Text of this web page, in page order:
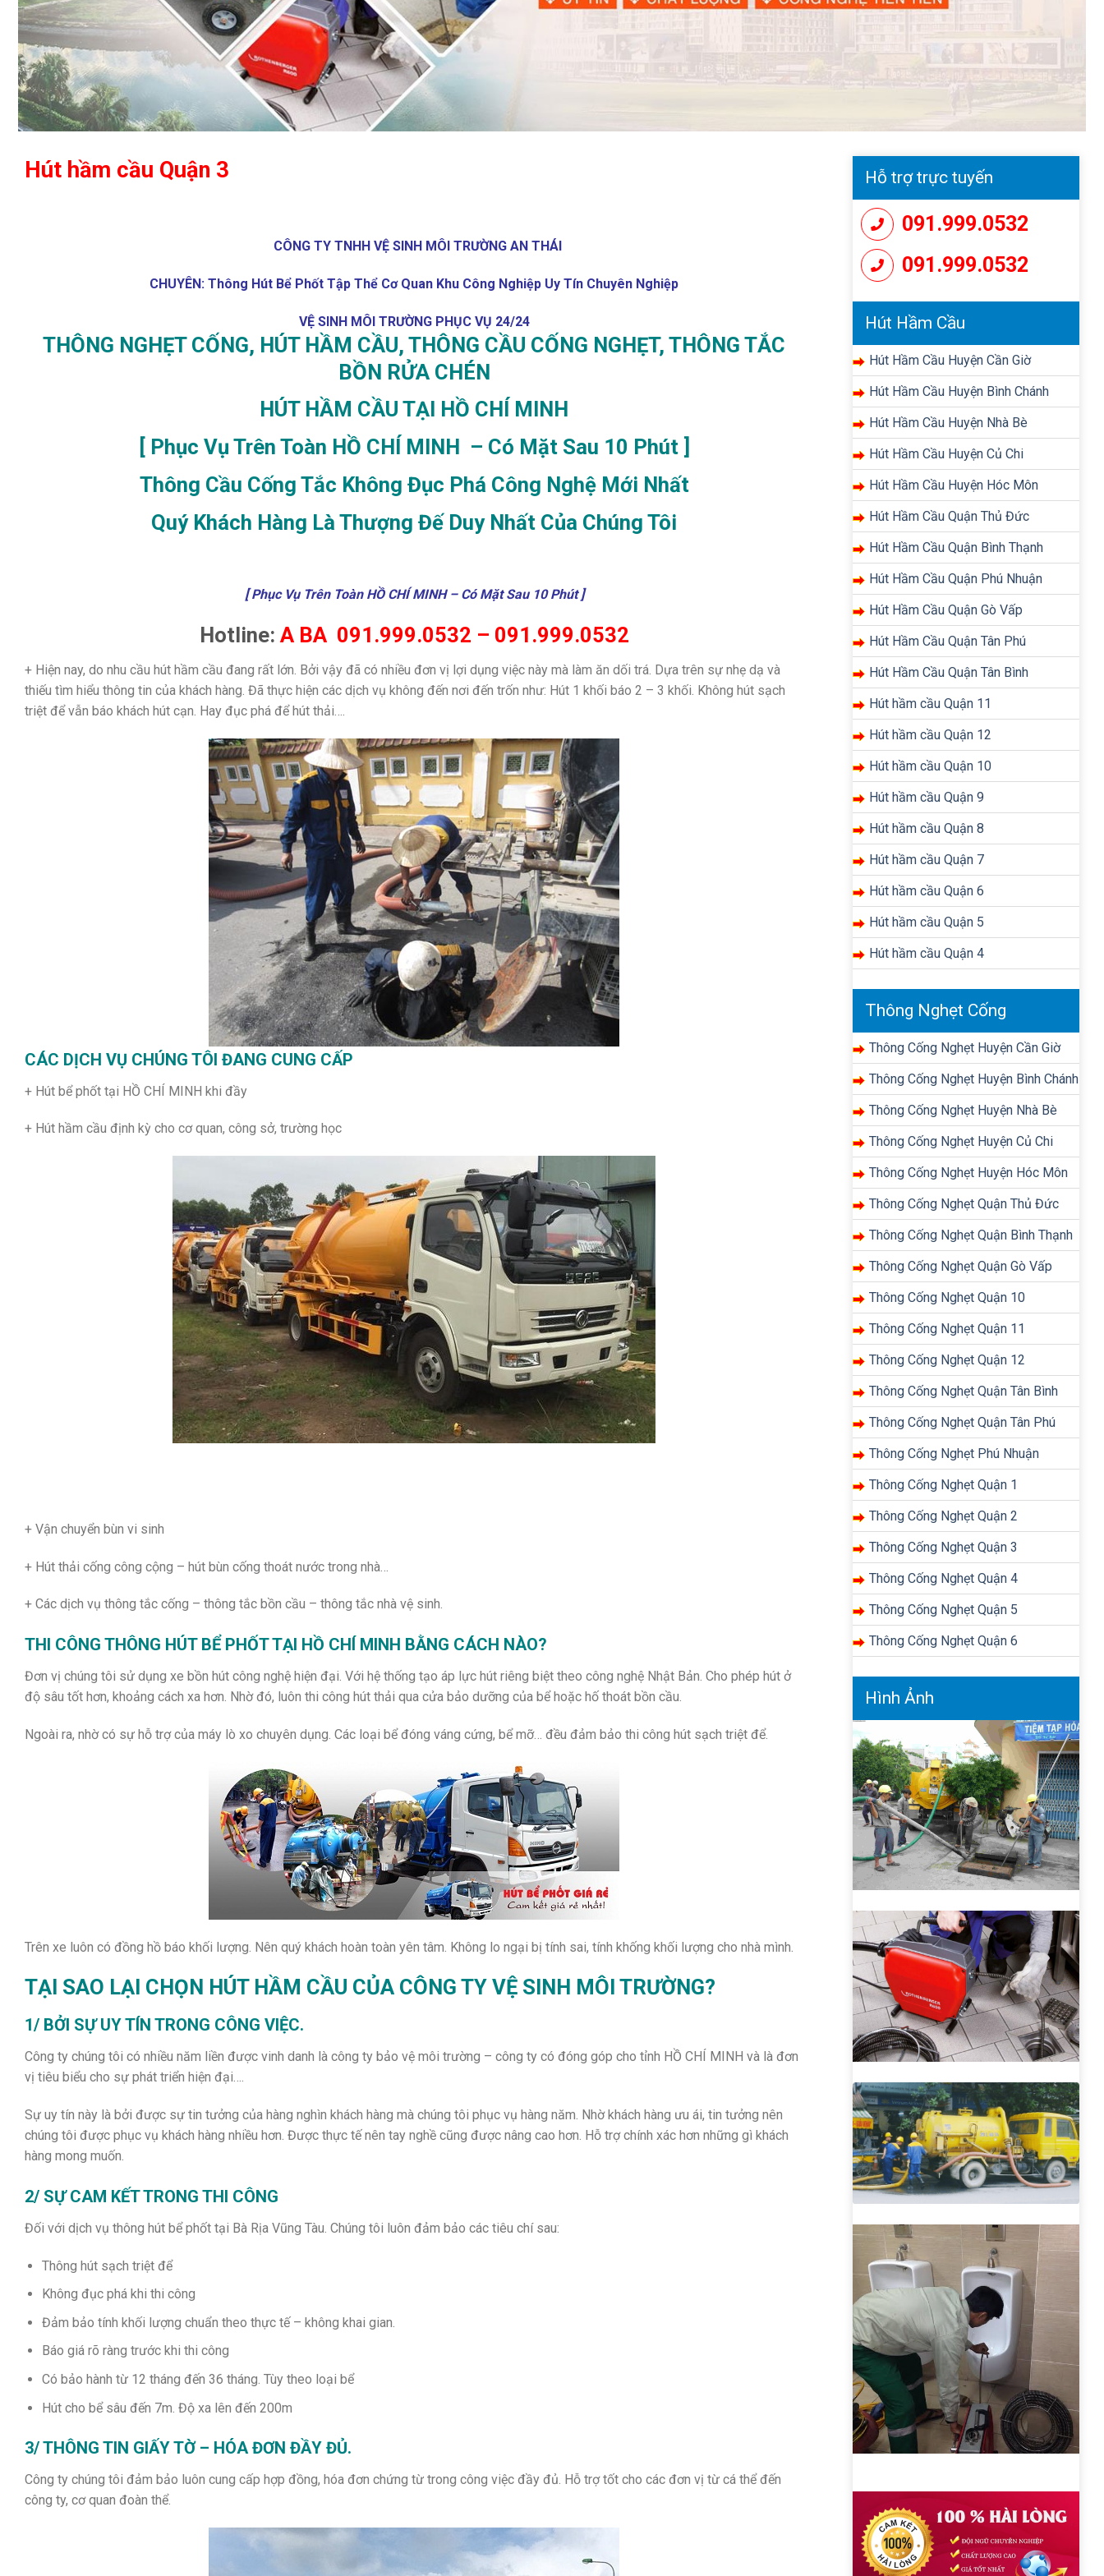
Hút hầm cầu Quận 3
CÔNG TY TNHH VỆ SINH MÔI TRƯỜNG AN THÁI
CHUYÊN: Thông Hút Bể Phốt Tập Thể Cơ Quan Khu Công Nghiệp Uy Tín Chuyên Nghiệp
VỆ SINH MÔI TRƯỜNG PHỤC VỤ 24/24
THÔNG NGHẸT CỐNG, HÚT HẦM CẦU, THÔNG CẦU CỐNG NGHẸT, THÔNG TẮC
BỒN RỬA CHÉN
HÚT HẦM CẦU TẠI HỒ CHÍ MINH
[ Phục Vụ Trên Toàn HỒ CHÍ MINH – Có Mặt Sau 10 Phút ]
Thông Cầu Cống Tắc Không Đục Phá Công Nghệ Mới Nhất
Quý Khách Hàng Là Thượng Đế Duy Nhất Của Chúng Tôi
[ Phục Vụ Trên Toàn HỒ CHÍ MINH – Có Mặt Sau 10 Phút ]
Hotline: A BA 091.999.0532 – 091.999.0532
+ Hiện nay, do nhu cầu hút hầm cầu đang rất lớn. Bởi vậy đã có nhiều đơn vị lợi dụng việc này mà làm ăn dối trá. Dựa trên sự nhẹ dạ và
thiếu tìm hiểu thông tin của khách hàng. Đã thực hiện các dịch vụ không đến nơi đến trốn như: Hút 1 khối báo 2 – 3 khối. Không hút sạch
triệt để vẫn báo khách hút cạn. Hay đục phá để hút thải….
CÁC DỊCH VỤ CHÚNG TÔI ĐANG CUNG CẤP
+ Hút bể phốt tại HỒ CHÍ MINH khi đầy
+ Hút hầm cầu định kỳ cho cơ quan, công sở, trường học
+ Vận chuyển bùn vi sinh
+ Hút thải cống công cộng – hút bùn cống thoát nước trong nhà…
+ Các dịch vụ thông tắc cống – thông tắc bồn cầu – thông tắc nhà vệ sinh.
THI CÔNG THÔNG HÚT BỂ PHỐT TẠI HỒ CHÍ MINH BẰNG CÁCH NÀO?
Đơn vị chúng tôi sử dụng xe bồn hút công nghệ hiện đại. Với hệ thống tạo áp lực hút riêng biệt theo công nghệ Nhật Bản. Cho phép hút ở
độ sâu tốt hơn, khoảng cách xa hơn. Nhờ đó, luôn thi công hút thải qua cửa bảo dưỡng của bể hoặc hố thoát bồn cầu.
Ngoài ra, nhờ có sự hỗ trợ của máy lò xo chuyên dụng. Các loại bể đóng váng cứng, bể mỡ… đều đảm bảo thi công hút sạch triệt để.
Trên xe luôn có đồng hồ báo khối lượng. Nên quý khách hoàn toàn yên tâm. Không lo ngại bị tính sai, tính khống khối lượng cho nhà mình.
TẠI SAO LẠI CHỌN HÚT HẦM CẦU CỦA CÔNG TY VỆ SINH MÔI TRƯỜNG?
1/ BỞI SỰ UY TÍN TRONG CÔNG VIỆC.
Công ty chúng tôi có nhiều năm liền được vinh danh là công ty bảo vệ môi trường – công ty có đóng góp cho tỉnh HỒ CHÍ MINH và là đơn
vị tiêu biểu cho sự phát triển hiện đại….
Sự uy tín này là bởi được sự tin tưởng của hàng nghìn khách hàng mà chúng tôi phục vụ hàng năm. Nhờ khách hàng ưu ái, tin tưởng nên
chúng tôi được phục vụ khách hàng nhiều hơn. Được thực tế nên tay nghề cũng được nâng cao hơn. Hỗ trợ chính xác hơn những gì khách
hàng mong muốn.
2/ SỰ CAM KẾT TRONG THI CÔNG
Đối với dịch vụ thông hút bể phốt tại Bà Rịa Vũng Tàu. Chúng tôi luôn đảm bảo các tiêu chí sau:
Thông hút sạch triệt để
Không đục phá khi thi công
Đảm bảo tính khối lượng chuẩn theo thực tế – không khai gian.
Báo giá rõ ràng trước khi thi công
Có bảo hành từ 12 tháng đến 36 tháng. Tùy theo loại bể
Hút cho bể sâu đến 7m. Độ xa lên đến 200m
3/ THÔNG TIN GIẤY TỜ – HÓA ĐƠN ĐẦY ĐỦ.
Công ty chúng tôi đảm bảo luôn cung cấp hợp đồng, hóa đơn chứng từ trong công việc đầy đủ. Hỗ trợ tốt cho các đơn vị từ cá thể đến
công ty, cơ quan đoàn thể.
Hỗ trợ trực tuyến
091.999.0532
091.999.0532
Hút Hầm Cầu
Hút Hầm Cầu Huyện Cần Giờ
Hút Hầm Cầu Huyện Bình Chánh
Hút Hầm Cầu Huyện Nhà Bè
Hút Hầm Cầu Huyện Củ Chi
Hút Hầm Cầu Huyện Hóc Môn
Hút Hầm Cầu Quận Thủ Đức
Hút Hầm Cầu Quận Bình Thạnh
Hút Hầm Cầu Quận Phú Nhuận
Hút Hầm Cầu Quận Gò Vấp
Hút Hầm Cầu Quận Tân Phú
Hút Hầm Cầu Quận Tân Bình
Hút hầm cầu Quận 11
Hút hầm cầu Quận 12
Hút hầm cầu Quận 10
Hút hầm cầu Quận 9
Hút hầm cầu Quận 8
Hút hầm cầu Quận 7
Hút hầm cầu Quận 6
Hút hầm cầu Quận 5
Hút hầm cầu Quận 4
Thông Nghẹt Cống
Thông Cống Nghẹt Huyện Cần Giờ
Thông Cống Nghẹt Huyện Bình Chánh
Thông Cống Nghẹt Huyện Nhà Bè
Thông Cống Nghẹt Huyện Củ Chi
Thông Cống Nghẹt Huyện Hóc Môn
Thông Cống Nghẹt Quận Thủ Đức
Thông Cống Nghẹt Quận Bình Thạnh
Thông Cống Nghẹt Quận Gò Vấp
Thông Cống Nghẹt Quận 10
Thông Cống Nghẹt Quận 11
Thông Cống Nghẹt Quận 12
Thông Cống Nghẹt Quận Tân Bình
Thông Cống Nghẹt Quận Tân Phú
Thông Cống Nghẹt Phú Nhuận
Thông Cống Nghẹt Quận 1
Thông Cống Nghẹt Quận 2
Thông Cống Nghẹt Quận 3
Thông Cống Nghẹt Quận 4
Thông Cống Nghẹt Quận 5
Thông Cống Nghẹt Quận 6
Hình Ảnh